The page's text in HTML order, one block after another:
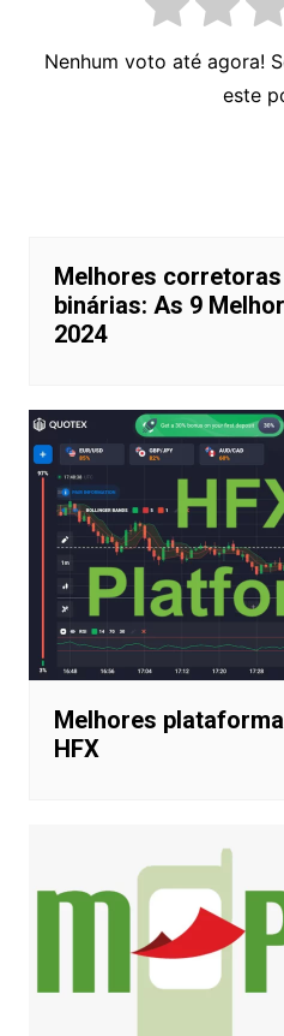
de bônus e requisitos
O que você
este
Navegação
Post
Melhores corretoras
binárias: As 9
2024
Melhores